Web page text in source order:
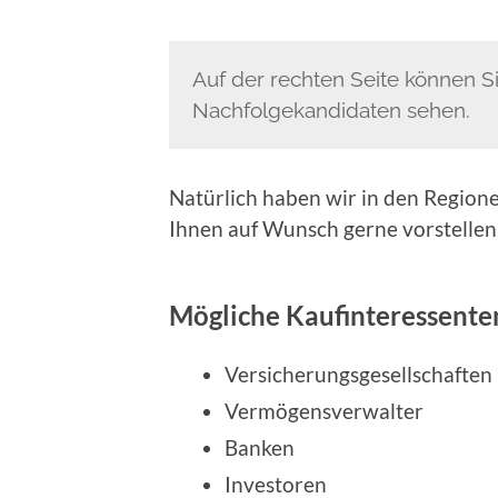
Auf der rechten Seite können
Nachfolgekandidaten sehen.
Natürlich haben wir in den
Ihnen auf Wunsch gerne
Mögliche
Versicherungsgesellschaften
Vermögensverwalter
Banken
Investoren